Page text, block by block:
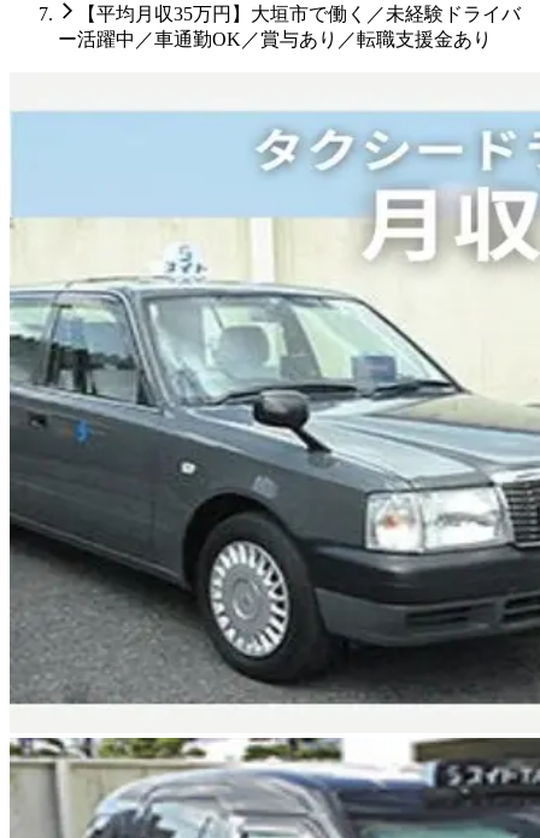
【平均月収35万円】大垣市で働く／未経験ドライバ
ー活躍中／車通勤OK／賞与あり／転職支援金あり